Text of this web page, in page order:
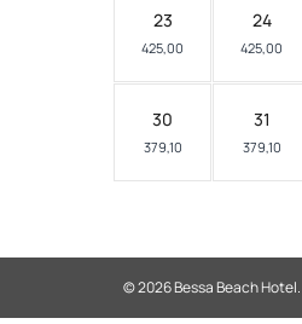
23
425,00
24
425,00
30
379,10
31
379,10
© 2026 Bessa Beach Hotel.